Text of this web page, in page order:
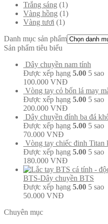
Trắng sáng (1)
Vàng hồng (1)
Vàng tươi (1)
Danh mục sản phẩm
Sản phẩm tiêu biểu
Dây chuyền nam tính
Được xếp hạng 5.00 5 sao
100.000 VNĐ
Vòng tay cỏ bốn lá may
Được xếp hạng 5.00 5 sao
200.000 VNĐ
Dây chuyền đính ba đá
Được xếp hạng 5.00 5 sao
70.000 VNĐ
Vòng tay chiếc đinh Titan
Được xếp hạng 5.00 5 sao
180.000 VNĐ
BTS-Dây chuyền BTS
Được xếp hạng 5.00 5 sao
50.000 VNĐ
Chuyên mục